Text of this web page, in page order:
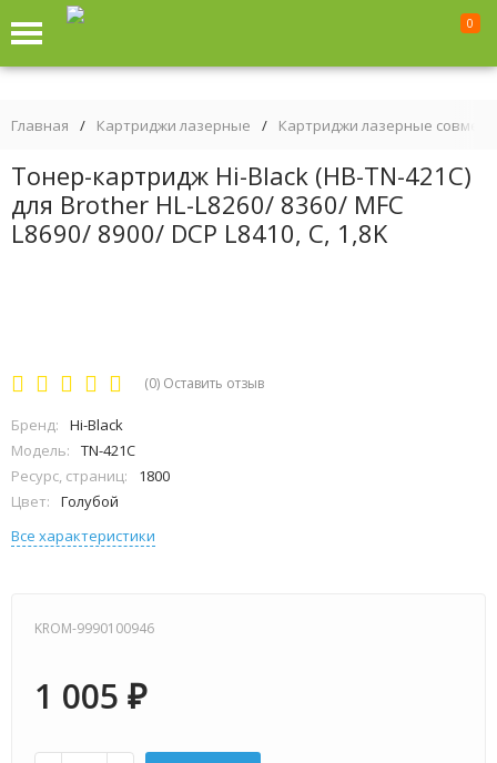
0
Главная / Картриджи лазерные / Картриджи лазерные
Тонер-картридж Hi-Black (HB-TN-421C)
для Brother HL-L8260/ 8360/ MFC
L8690/ 8900/ DCP L8410, C, 1,8K
(0) Оставить отзыв
Бренд:
Hi-Black
Модель:
TN-421C
Ресурс, страниц:
1800
Цвет:
Голубой
Все характеристики
KROM-9990100946
1 005 ₽